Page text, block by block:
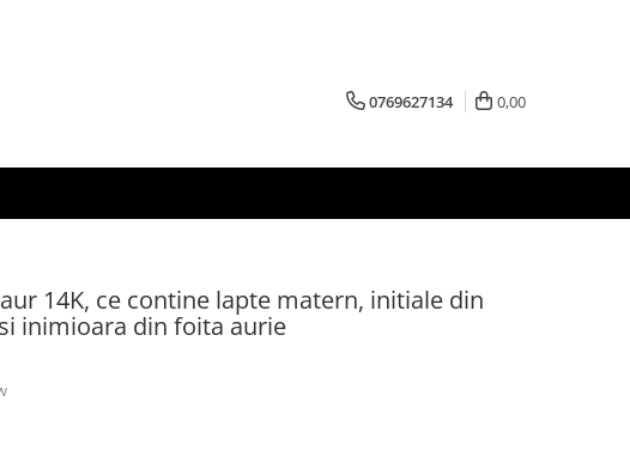
0769627134 0,00
14K, ce contine lapte matern, initiale din
inimioara din foita aurie